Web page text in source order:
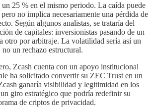
25 % en el mismo periodo. La caída puede
no implica necesariamente una pérdida de
Según algunos analistas, se trataría del
de capitales: inversionistas pasando de un
otro por arbitraje. La volatilidad sería así un
un rechazo estructural.
Zcash cuenta con un apoyo institucional
ha solicitado convertir su ZEC Trust en un
ganaría visibilidad y legitimidad en los
giro estratégico que podría redefinir su
de criptos de privacidad.